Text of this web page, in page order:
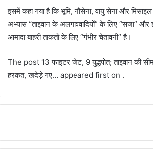
इसमें कहा गया है कि भूमि, नौसेना, वायु सेना और मिसाइल
अभ्यास “ताइवान के अलगाववादियों” के लिए “सजा” और
आमादा बाहरी ताकतों के लिए “गंभीर चेतावनी” है।
The post 13 फाइटर जेट, 9 युद्धपोत; ताइवान की
हरकत, खदेड़े गए… appeared first on .